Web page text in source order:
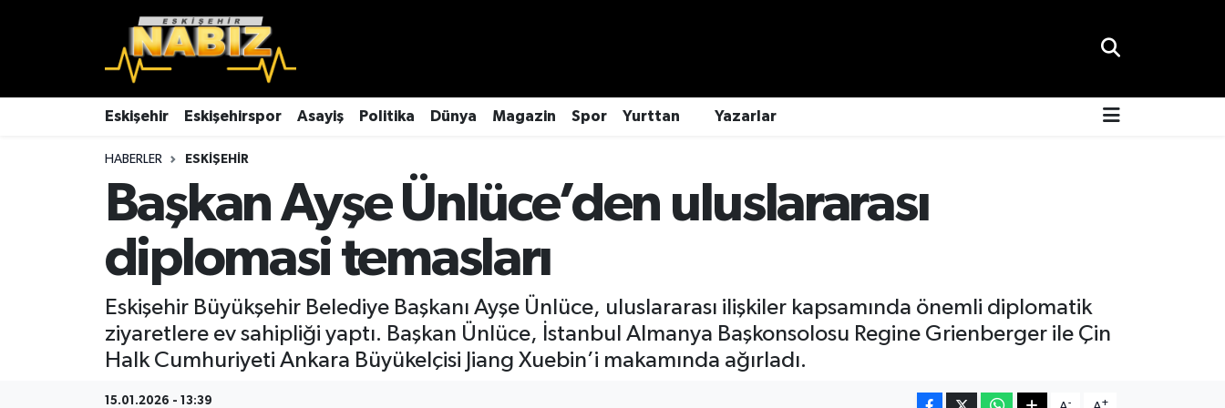
Eskişehir Eskişehirspor Asayiş Politika Dünya Magazin Spor Yurttan Yazarlar
HABERLER ESKIŞEHIR
Başkan Ayşe Ünlüce’den uluslararası
diplomasi temasları
Eskişehir Büyükşehir Belediye Başkanı Ayşe Ünlüce, uluslararası ilişkiler kapsamında önemli diplomatik
ziyaretlere ev sahipliği yaptı. Başkan Ünlüce, İstanbul Almanya Başkonsolosu Regine Grienberger ile Çin
Halk Cumhuriyeti Ankara Büyükelçisi Jiang Xuebin’i makamında ağırladı.
15.01.2026 - 13:39 - +
Ekonomi
Eskişehir
Eskişehirspor
Eskişehir Hava Durumu
Eskişehir Trafik Yoğunluk Haritası
TFF 3.Lig 4.Grup Puan Durumu ve Fikstür
Tüm Manşetler
Son Dakika Haberleri
Haber Arşivi